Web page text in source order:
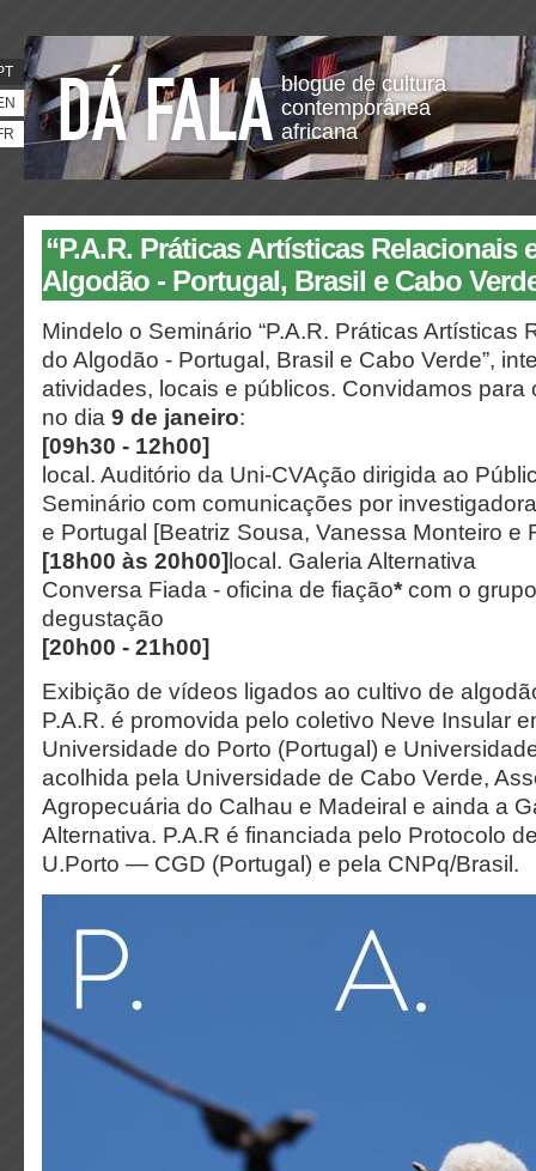
blogue de cultura
contemporânea
africana
“P.A.R. Práticas Artísticas Relacionais
Algodão - Portugal, Brasil e Cabo
Mindelo o Seminário “P.A.R. Práticas Artísticas
do Algodão - Portugal, Brasil e Cabo Verde”,
atividades, locais e públicos. Convidamos para
no dia 9 de janeiro:
[09h30 - 12h00]
local. Auditório da Uni-CVAção dirigida ao
Seminário com comunicações por
e Portugal [Beatriz Sousa, Vanessa Monteiro e
[18h00 às 20h00] local. Galeria Alternativa
Conversa Fiada - oficina de fiação*com o
degustação
[20h00 - 21h00]
Exibição de vídeos ligados ao cultivo de
P.A.R. é promovida pelo coletivo Neve Insular
Universidade do Porto (Portugal) e
acolhida pela Universidade de Cabo Verde,
Agropecuária do Calhau e Madeiral e ainda a
Alternativa. P.A.R é financiada pelo Protocolo
U.Porto — CGD (Portugal) e pela CNPq/Brasil.